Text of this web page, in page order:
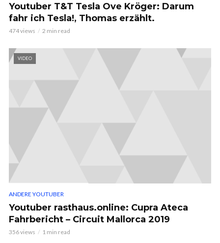
Youtuber T&T Tesla Ove Kröger: Darum
fahr ich Tesla!, Thomas erzählt.
474 views 2 min read
VIDEO
ANDERE YOUTUBER
Youtuber rasthaus.online: Cupra Ateca
Fahrbericht – Circuit Mallorca 2019
356 views 1 min read